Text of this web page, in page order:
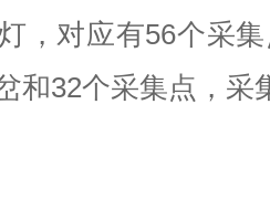
，对应有56个采
和32个采集点，采